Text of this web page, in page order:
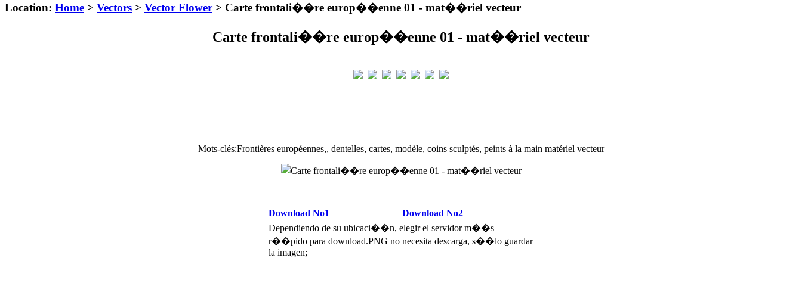
Location: Home > Vectors > Vector Flower > Carte frontali��re europ��enne 01 - mat��riel vecteur
Carte frontali��re europ��enne 01 - mat��riel vecteur
Mots-clés:Frontières européennes,, dentelles, cartes, modèle, coins sculptés, peints à la main matériel vecteur
Download No1
Download No2
Dependiendo de su ubicaci��n, elegir el servidor m��s
r��pido para download.PNG no necesita descarga, s��lo guardar
la imagen;